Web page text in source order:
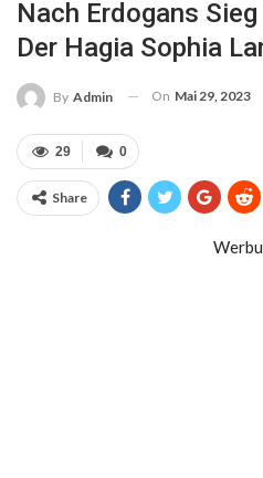
Nach Erdogans
Der Hagia Sophia
By Admin On Mai 29, 2023
0
29
Share